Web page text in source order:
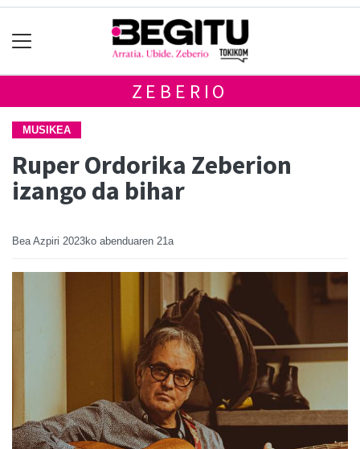
ZEBERIO
MUSIKEA
Ruper Ordorika Zeberion
izango da bihar
Bea Azpiri 2023ko abenduaren 21a